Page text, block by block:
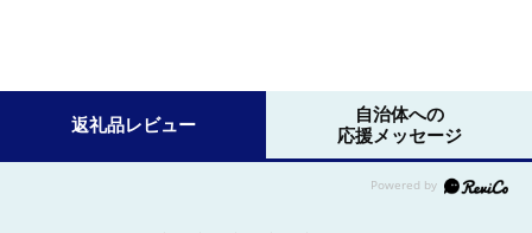
返礼品レビュー
自治体への
応援メッセージ